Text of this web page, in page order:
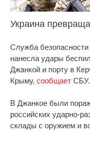
Украина
Служба
нанесла удары
Джанкой и порту в
Крыму, сообщает СБУ.
В Джанкое были
российских ударно-
склады с оружием и